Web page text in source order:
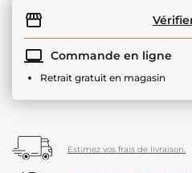
Commande en ligne
Retrait gratuit en magasin
Estimez vos frais de livraison.